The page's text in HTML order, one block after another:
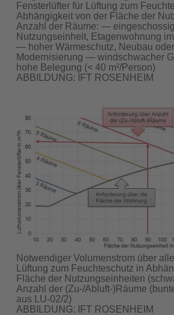
Fensterlüfter für Lüftung zum
Abhängigkeit von der Fläche der
Anzahl der Räume: —
Nutzungseinheit, Etagenwohnung
— hoher Wärmeschutz, Neubau
Modernisierung — windschwacher
hohe Belegung (< 40 m²/Person)
ABBILDUNG: IFT ROSENHEIM
Notwendiger Volumenstrom über
Lüftung zum Feuchteschutz in
Fläche der Nutzungseinheiten
Anzahl der (Zu-/Abluft-)Räume
aus LU-02/2)
ABBILDUNG: IFT ROSENHEIM